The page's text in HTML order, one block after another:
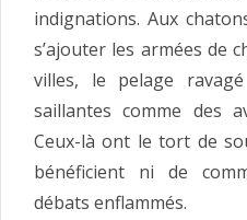
indignations. Aux
s’ajouter les armées de
villes, le pelage
saillantes comme des
Ceux-là ont le tort de
bénéficient ni de
débats enflammés.